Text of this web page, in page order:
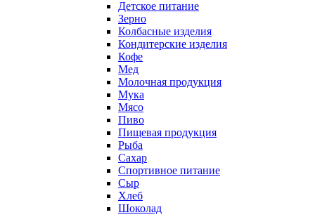
Детское питание
Зерно
Колбасные изделия
Кондитерские изделия
Кофе
Мед
Молочная продукция
Мука
Мясо
Пиво
Пищевая продукция
Рыба
Сахар
Спортивное питание
Сыр
Хлеб
Шоколад